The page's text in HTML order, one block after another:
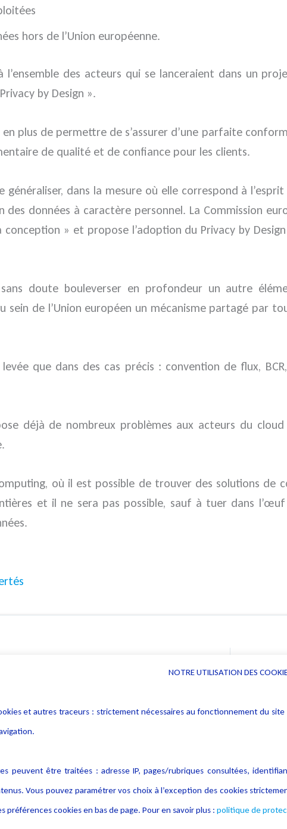
hors de l’Union européenne.
des acteurs qui se lanceraient dans un
by Design ».
en plus de permettre de s’assurer d’une parfaite
de qualité et de confiance pour les clients.
généraliser, dans la mesure où elle correspond à
données à caractère personnel. La Commission
conception » et propose l’adoption du Privacy by
doute bouleverser en profondeur un autre
sein de l’Union européen un mécanisme partagé par
que dans des cas précis : convention de flux,
déjà de nombreux problèmes aux acteurs du
où il est possible de trouver des solutions de
et il ne sera pas possible, sauf à tuer dans
données
Politique cookies
NOTRE UTILISATION DES
et autres traceurs : strictement nécessaires au fonctionnement du
peuvent être traitées : adresse IP, pages/rubriques consultées,
Vous pouvez paramétrer vos choix à l’exception des cookies
préférences cookies en bas de page. Pour en savoir plus : politique de